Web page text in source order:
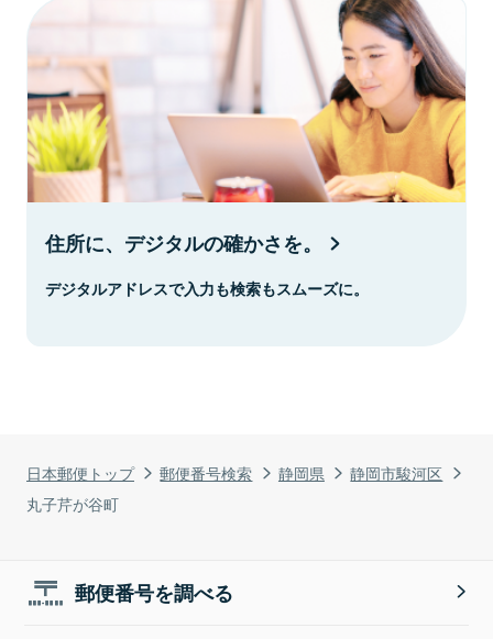
日本郵便トップ 郵便番号検索 静岡県
静岡市駿河区
丸子芹が谷町
住所に、デジタルの確かさを。
デジタルアドレスで入力も検索もスムーズに。
郵便番号を調べる